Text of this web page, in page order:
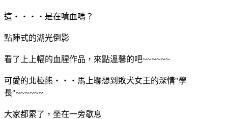
這‧‧‧‧是在噴血嗎？
點陣式的湖光倒影
看了上上幅的血腥作品，來點溫馨的吧~~~~~~
可愛的北極熊‧‧‧馬上聯想到敗犬女王的深情"學
長"~~~~~~
大家都累了，坐在一旁歇息